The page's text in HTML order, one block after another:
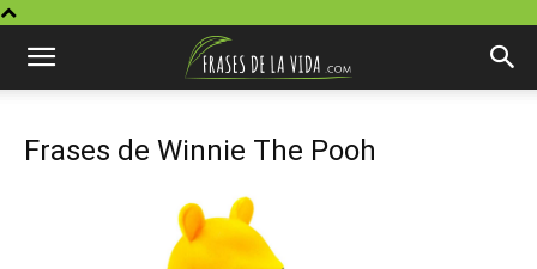
Frases de Winnie The Pooh